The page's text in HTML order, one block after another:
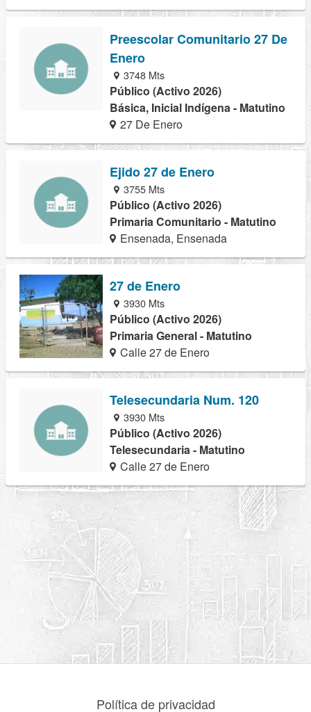
Preescolar Comunitario 27 De
Enero
3748 Mts
Público (Activo 2026)
Básica, Inicial Indígena - Matutino
27 De Enero
Ejido 27 de Enero
3755 Mts
Público (Activo 2026)
Primaria Comunitario - Matutino
Ensenada, Ensenada
27 de Enero
3930 Mts
Público (Activo 2026)
Primaria General - Matutino
Calle 27 de Enero
Telesecundaria Num. 120
3930 Mts
Público (Activo 2026)
Telesecundaria - Matutino
Calle 27 de Enero
Política de privacidad